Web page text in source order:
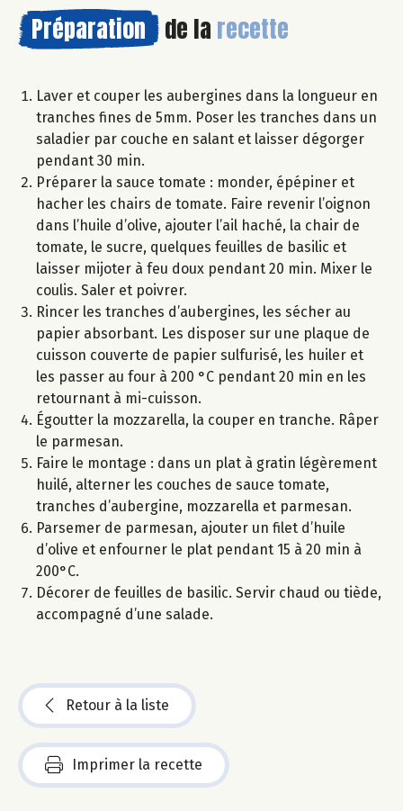
Préparation de la recette
Laver et couper les aubergines dans la longueur en
tranches fines de 5mm. Poser les tranches dans un
saladier par couche en salant et laisser dégorger
pendant 30 min.
Préparer la sauce tomate : monder, épépiner et
hacher les chairs de tomate. Faire revenir l’oignon
dans l’huile d’olive, ajouter l’ail haché, la chair de
tomate, le sucre, quelques feuilles de basilic et
laisser mijoter à feu doux pendant 20 min. Mixer le
coulis. Saler et poivrer.
Rincer les tranches d’aubergines, les sécher au
papier absorbant. Les disposer sur une plaque de
cuisson couverte de papier sulfurisé, les huiler et
les passer au four à 200 °C pendant 20 min en les
retournant à mi-cuisson.
Égoutter la mozzarella, la couper en tranche. Râper
le parmesan.
Faire le montage : dans un plat à gratin légèrement
huilé, alterner les couches de sauce tomate,
tranches d’aubergine, mozzarella et parmesan.
Parsemer de parmesan, ajouter un filet d’huile
d’olive et enfourner le plat pendant 15 à 20 min à
200°C.
Décorer de feuilles de basilic. Servir chaud ou tiède,
accompagné d’une salade.
Retour à la liste
Imprimer la recette